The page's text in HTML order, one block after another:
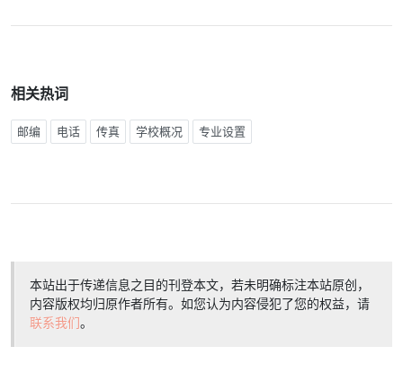
相关热词
邮编 电话 传真 学校概况 专业设置
本站出于传递信息之目的刊登本文，若未明确标注本站原创，
内容版权均归原作者所有。如您认为内容侵犯了您的权益，请
联系我们。